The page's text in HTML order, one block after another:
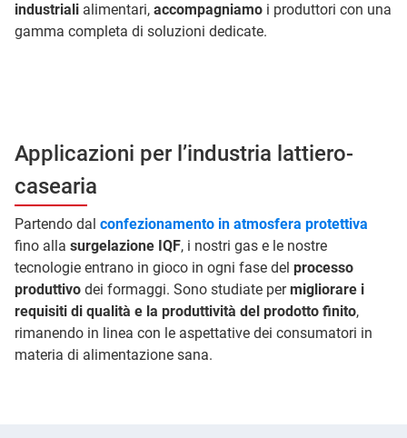
industriali alimentari, accompagniamo i produttori con una
gamma completa di soluzioni dedicate.
Applicazioni per l’industria lattiero-
casearia
Partendo dal confezionamento in atmosfera protettiva
fino alla surgelazione IQF, i nostri gas e le nostre
tecnologie entrano in gioco in ogni fase del processo
produttivo dei formaggi. Sono studiate permigliorare i
requisiti di qualità e la produttività del prodotto finito,
rimanendo in linea con le aspettative dei consumatori in
materia di alimentazione sana.